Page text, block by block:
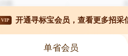
VIP 开通寻标宝会员，查看更多招采
单省会员